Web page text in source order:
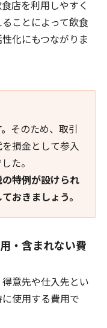
店を利用しやすく
ことによって飲食
化にもつながりま
そのため、取引
損金として参入
た。
特例が設けられ
おきましょう。
・含まれない費
意先や仕入先とい
使用する費用で